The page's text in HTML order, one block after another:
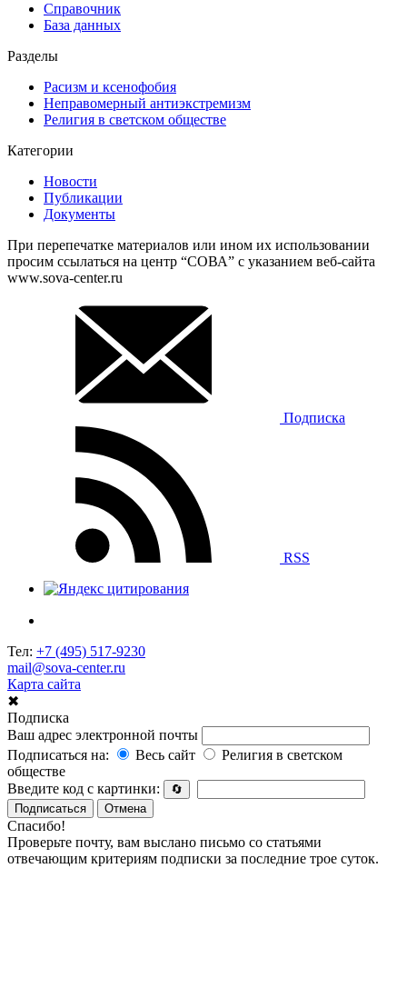
Справочник
База данных
Разделы
Расизм и ксенофобия
Неправомерный антиэкстремизм
Религия в светском обществе
Категории
Новости
Публикации
Документы
При перепечатке материалов или ином их использовании
просим ссылаться на центр “СОВА” с указанием веб-сайта
www.sova-center.ru
Подписка
RSS
Тел: +7 (495) 517-9230
mail@sova-center.ru
Карта сайта
✖
Подписка
Ваш адрес электронной почты
Подписаться на:
Весь сайт
Религия в светском
обществе
Введите код с картинки:
🔄
Подписаться
Отмена
Спасибо!
Проверьте почту, вам выслано письмо со статьями
отвечающим критериям подписки за последние трое суток.